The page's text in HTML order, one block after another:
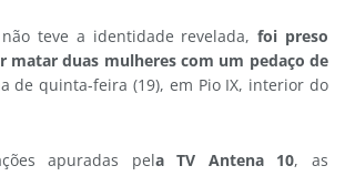
teve a identidade revelada,foi preso
matar duas mulheres com um pedaço de
de quinta-feira (19), em Pio IX, interior do
apuradas pela TV Antena 10, as